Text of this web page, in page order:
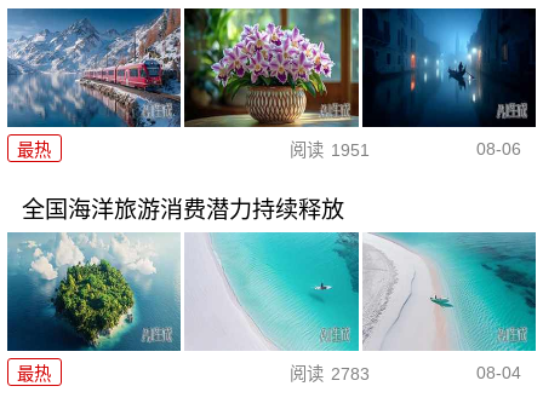
最热 阅读 1951 08-06
全国海洋旅游消费潜力持续释放
最热 阅读 2783 08-04